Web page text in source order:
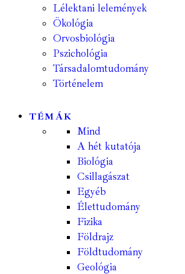
Lélektani lelemények
Ökológia
Orvosbiológia
Pszichológia
Társadalomtudomány
Történelem
TÉMÁK
Mind
A hét kutatója
Biológia
Csillagászat
Egyéb
Élettudomány
Fizika
Földrajz
Földtudomány
Geológia